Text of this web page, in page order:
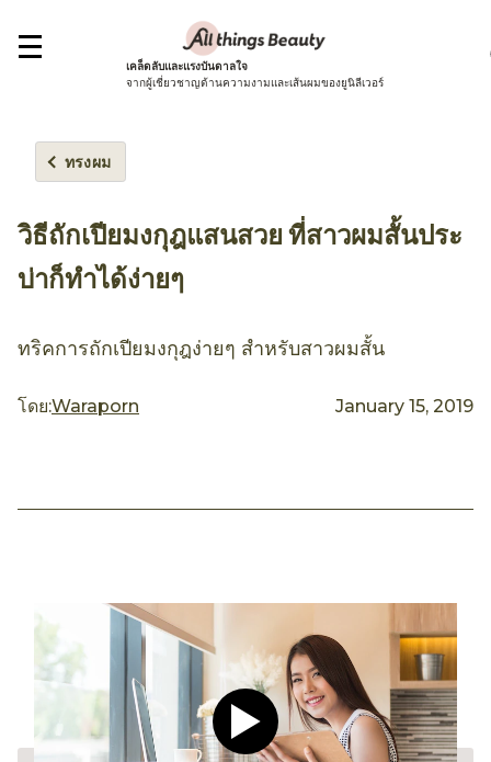
เคล็ดลับและแรงบันดาลใจ
จากผู้เชี่ยวชาญด้านความงามและเส้นผมของยูนิลีเวอร์
ทรงผม
วิธีถักเปียมงกุฎแสนสวย ที่สาวผมสั้นประ
บ่าก็ทำได้ง่ายๆ
ทริคการถักเปียมงกุฎง่ายๆ สำหรับสาวผมสั้น
โดย:Waraporn January 15, 2019
Play video CLEAR Men